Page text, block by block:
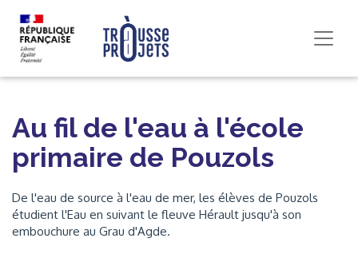
Au fil de l'eau à l'école
primaire de Pouzols
De l'eau de source à l'eau de mer, les élèves de Pouzols
étudient l'Eau en suivant le fleuve Hérault jusqu'à son
embouchure au Grau d'Agde.